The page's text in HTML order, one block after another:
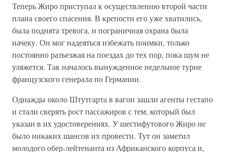
Теперь Жиро приступал к осуществлению второй части
плана своего спасения. В крепости его уже хватились,
была поднята тревога, и пограничная охрана была
начеку. Он мог надеяться избежать поимки, только
постоянно разъезжая на поездах до тех пор, пока шум не
уляжется. Так началось вынужденное недельное турне
французского генерала по Германии.
Однажды около Штутгарта в вагон зашли агенты гестапо
и стали сверять рост пассажиров с тем, который был
указан в их удостоверениях. У шестифутового Жиро не
было никаких шансов их провести. Тут он заметил
молодого обер-лейтенанта из Африканского корпуса и,